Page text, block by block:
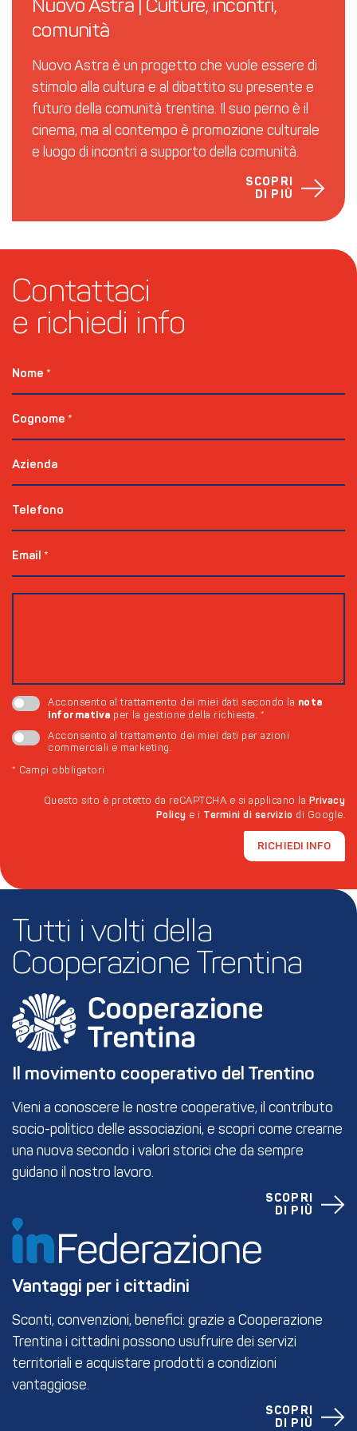
Nuovo Astra | Culture, incontri,
comunità
Nuovo Astra è un progetto che vuole essere di
stimolo alla cultura e al dibattito su presente e
futuro della comunità trentina. Il suo perno è il
cinema, ma al contempo è promozione culturale
e luogo di incontri a supporto della comunità.
SCOPRI
DI PIÙ
Contattaci
e richiedi info
Nome *
Cognome *
Azienda
Telefono
Email *
Acconsento al trattamento dei miei dati secondo la nota
informativa per la gestione della richiesta. *
Acconsento al trattamento dei miei dati per azioni
commerciali e marketing.
* Campi obbligatori
Questo sito è protetto da reCAPTCHA e si applicano la Privacy
Policy e i Termini di servizio di Google.
RICHIEDI INFO
Tutti i volti della
Cooperazione Trentina
Il movimento cooperativo del Trentino
Vieni a conoscere le nostre cooperative, il contributo
socio-politico delle associazioni, e scopri come crearne
una nuova secondo i valori storici che da sempre
guidano il nostro lavoro.
SCOPRI
DI PIÙ
Vantaggi per i cittadini
Sconti, convenzioni, benefici: grazie a Cooperazione
Trentina i cittadini possono usufruire dei servizi
territoriali e acquistare prodotti a condizioni
vantaggiose.
SCOPRI
DI PIÙ